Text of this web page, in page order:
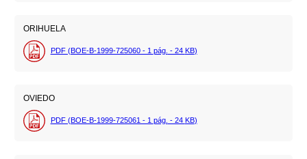
ORIHUELA
PDF (BOE-B-1999-725060 - 1 pág. - 24 KB)
OVIEDO
PDF (BOE-B-1999-725061 - 1 pág. - 24 KB)